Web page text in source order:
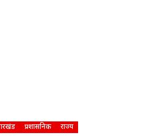
प्रशासनिक राज्य